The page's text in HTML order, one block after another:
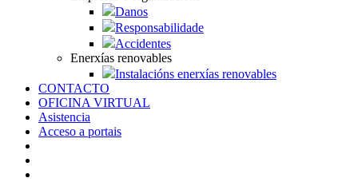
Danos
Responsabilidade
Accidentes
Enerxías renovables
Instalacións enerxías renovables
CONTACTO
OFICINA VIRTUAL
Asistencia
Acceso a portais